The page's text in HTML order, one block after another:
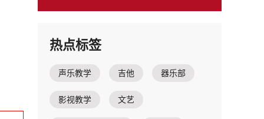
热点标签
声乐教学 吉他 器乐部
影视教学 文艺